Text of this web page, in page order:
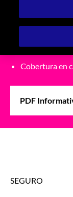
inicial
Cáncer
Cobertura en
PDF
SEGURO